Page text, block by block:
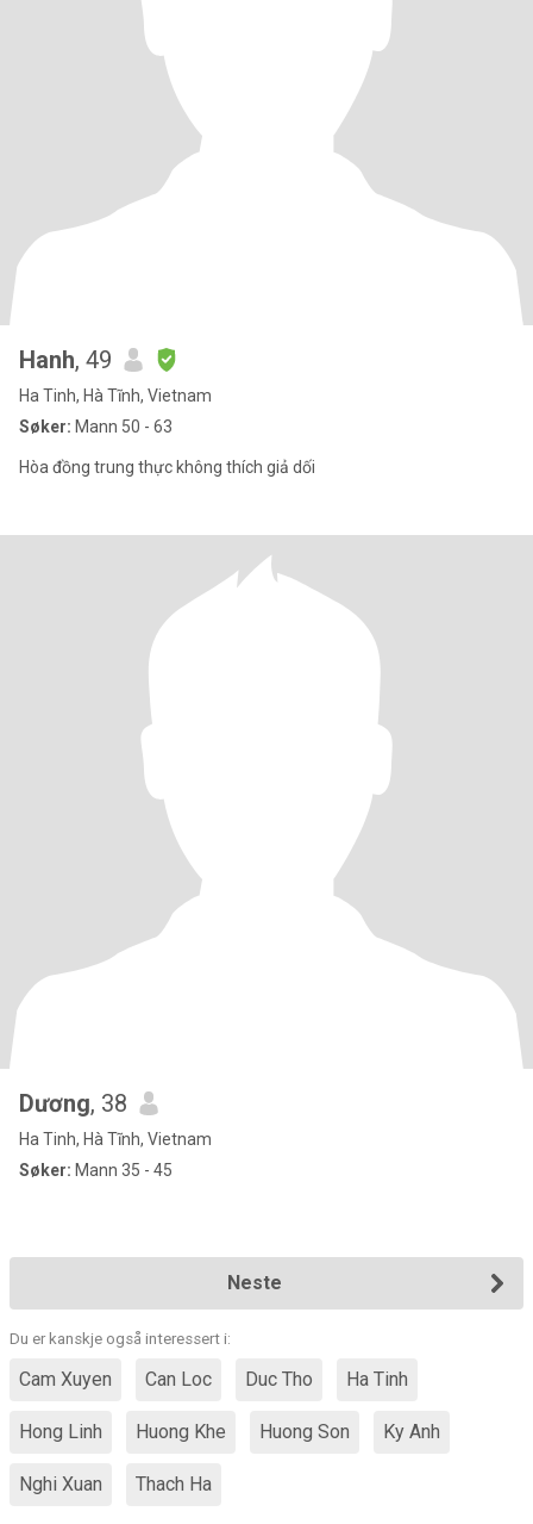
Hanh, 49
Ha Tinh, Hà Tĩnh, Vietnam
Søker: Mann 50 - 63
Hòa đồng trung thực không thích giả dối
Dương, 38
Ha Tinh, Hà Tĩnh, Vietnam
Søker: Mann 35 - 45
Neste
Du er kanskje også interessert i:
Cam Xuyen Can Loc Duc Tho Ha Tinh
Hong Linh Huong Khe Huong Son Ky Anh
Nghi Xuan Thach Ha